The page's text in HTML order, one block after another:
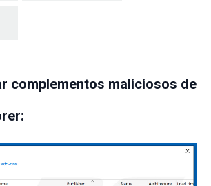
complementos maliciosos de